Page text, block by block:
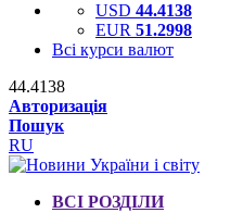
USD 44.4138
EUR 51.2998
Всі курси валют
44.4138
Авторизація
Пошук
RU
ВСІ РОЗДІЛИ